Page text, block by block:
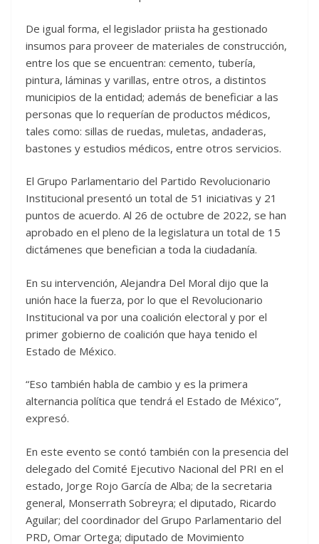
De igual forma, el legislador priista ha gestionado
insumos para proveer de materiales de construcción,
entre los que se encuentran: cemento, tubería,
pintura, láminas y varillas, entre otros, a distintos
municipios de la entidad; además de beneficiar a las
personas que lo requerían de productos médicos,
tales como: sillas de ruedas, muletas, andaderas,
bastones y estudios médicos, entre otros servicios.
El Grupo Parlamentario del Partido Revolucionario
Institucional presentó un total de 51 iniciativas y 21
puntos de acuerdo. Al 26 de octubre de 2022, se han
aprobado en el pleno de la legislatura un total de 15
dictámenes que benefician a toda la ciudadanía.
En su intervención, Alejandra Del Moral dijo que la
unión hace la fuerza, por lo que el Revolucionario
Institucional va por una coalición electoral y por el
primer gobierno de coalición que haya tenido el
Estado de México.
“Eso también habla de cambio y es la primera
alternancia política que tendrá el Estado de México”,
expresó.
En este evento se contó también con la presencia del
delegado del Comité Ejecutivo Nacional del PRI en el
estado, Jorge Rojo García de Alba; de la secretaria
general, Monserrath Sobreyra; el diputado, Ricardo
Aguilar; del coordinador del Grupo Parlamentario del
PRD, Omar Ortega; diputado de Movimiento